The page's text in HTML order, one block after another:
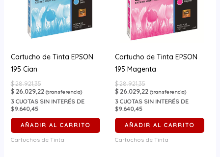
Cartucho de Tinta EPSON
195 Cian
$28.921,35
$26.029,22 (transferencia)
3CUOTAS SIN INTERÉS DE
$9.640,45
AÑADIR AL CARRITO
Cartuchos de Tinta
Cartucho de Tinta EPSON
195 Magenta
$28.921,35
$26.029,22 (transferencia)
3 CUOTAS SIN INTERÉS DE
$9.640,45
AÑADIR AL CARRITO
Cartuchos de Tinta